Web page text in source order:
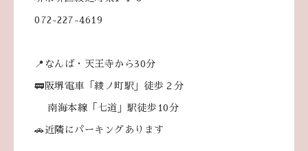
072-227-4619
📍なんば・天王寺から30分
🚃阪堺電車「綾ノ町駅」徒歩２分
南海本線「七道」駅徒歩10分
🚗近隣にパーキングあります